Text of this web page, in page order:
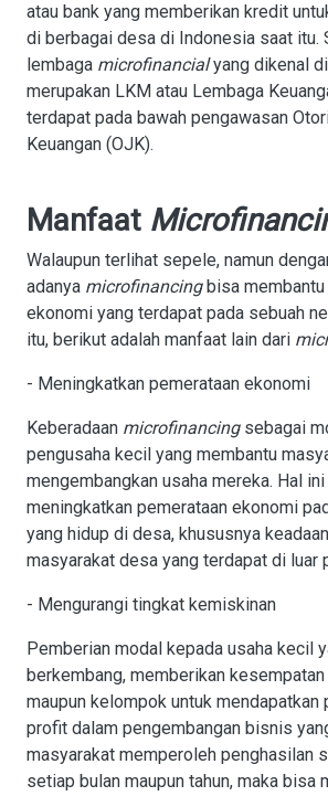
atau bank yang memberikan kredit
di berbagai desa di Indonesia saat itu.
lembaga microfinancialyang dikenal
merupakan LKM atau Lembaga
terdapat pada bawah pengawasan
Keuangan (OJK).
Manfaat
Walaupun terlihat sepele, namun
adanya microfinancingbisa membantu
ekonomi yang terdapat pada sebuah
itu, berikut adalah manfaat lain dari
- Meningkatkan pemerataan ekonomi
Keberadaan microfinancingsebagai
pengusaha kecil yang membantu
mengembangkan usaha mereka. Hal
meningkatkan pemerataan ekonomi
yang hidup di desa, khususnya
masyarakat desa yang terdapat di luar
- Mengurangi tingkat kemiskinan
Pemberian modal kepada usaha kecil
berkembang, memberikan
maupun kelompok untuk mendapatkan
profit dalam pengembangan bisnis
masyarakat memperoleh penghasilan
setiap bulan maupun tahun, maka bisa